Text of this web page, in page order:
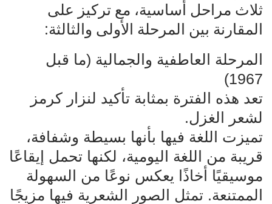
ثلاث مراحل أساسية، مع تركيز على
المقارنة بين المرحلة الأولى والثالثة:
المرحلة العاطفية والجمالية (ما قبل
1967)
تعد هذه الفترة بمثابة تأكيد لنزار كرمز
لشعر الغزل.
تميزت اللغة فيها بأنها بسيطة وشفافة،
قريبة من اللغة اليومية، لكنها تحمل إيقاعًا
موسيقيًا أخاذًا يعكس نوعًا من السهولة
الممتنعة. تمثل الصور الشعرية فيها مزيجًا